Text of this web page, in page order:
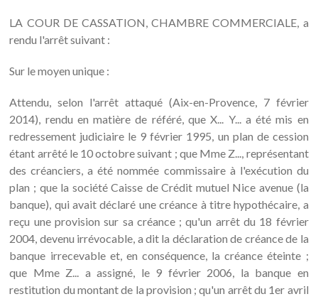
LA COUR DE CASSATION, CHAMBRE COMMERCIALE, a
rendu l'arrêt suivant :
Sur le moyen unique :
Attendu, selon l'arrêt attaqué (Aix-en-Provence, 7 février
2014), rendu en matière de référé, que X... Y... a été mis en
redressement judiciaire le 9 février 1995, un plan de cession
étant arrêté le 10 octobre suivant ; que Mme Z..., représentant
des créanciers, a été nommée commissaire à l'exécution du
plan ; que la société Caisse de Crédit mutuel Nice avenue (la
banque), qui avait déclaré une créance à titre hypothécaire, a
reçu une provision sur sa créance ; qu'un arrêt du 18 février
2004, devenu irrévocable, a dit la déclaration de créance de la
banque irrecevable et, en conséquence, la créance éteinte ;
que Mme Z... a assigné, le 9 février 2006, la banque en
restitution du montant de la provision ; qu'un arrêt du 1er avril